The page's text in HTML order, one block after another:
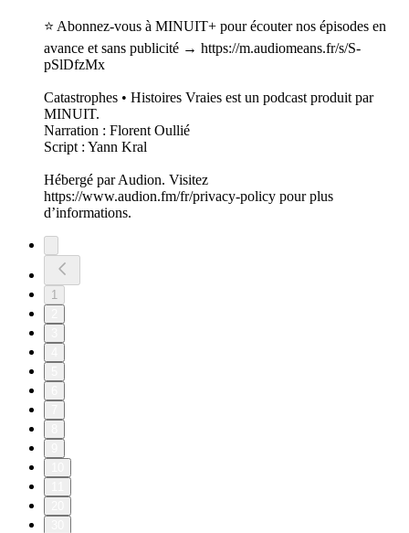
⭐️ Abonnez-vous à MINUIT+ pour écouter nos épisodes en
avance et sans publicité → https://m.audiomeans.fr/s/S-
pSlDfzMx
Catastrophes • Histoires Vraies est un podcast produit par
MINUIT.
Narration : Florent Oullié
Script : Yann Kral
Hébergé par Audion. Visitez
https://www.audion.fm/fr/privacy-policy pour plus
d’informations.
1